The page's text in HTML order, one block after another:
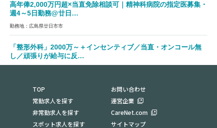
高年俸2,000万円超×当直免除相談可｜精神科病院の指定医募集・
週4～5日勤務@廿日…
勤務地：広島県廿日市市
「整形外科」2000万～＋インセンティブ／当直・オンコール無
し／頑張りが給与に反…
TOP
常勤求人を探す
非常勤求人を探す
スポット求人を探す
お問い合わせ
運営企業
CareNet.com
サイトマップ